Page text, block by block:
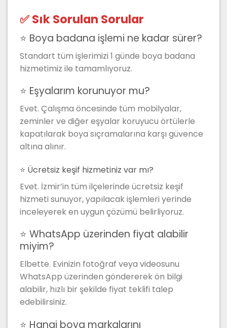
✅ Sık Sorulan Sorular
⭐ Boya badana işlemi ne kadar sürer?
Standart tüm işlerimizi 1 günde boya badana
hizmetimiz ile tamamlıyoruz.
⭐ Eşyalarım korunuyor mu?
Evet. Çalışma öncesinde tüm mobilyalar,
zeminler ve diğer eşyalar koruyucu örtülerle
kapatılarak boya sıçramalarına karşı güvence
altına alınır.
⭐ Ücretsiz keşif hizmetiniz var mı?
Evet. İzmir’in tüm ilçelerinde ücretsiz keşif
hizmeti sunuyor, yapılacak işlemleri yerinde
inceleyerek en uygun çözümü belirliyoruz.
⭐ WhatsApp üzerinden fiyat alabilir
miyim?
Elbette. Evinizin fotoğraf veya videosunu
WhatsApp üzerinden göndererek ön bilgi
alabilir, hızlı bir şekilde fiyat teklifi talep
edebilirsiniz.
⭐ Hangi boya markalarını